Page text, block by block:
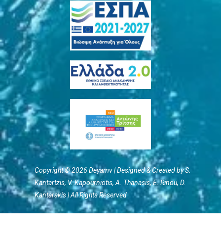
Copyright © 2026 Deyamv | Designed & Created by S.
Kantartzis, V. Kapourniotis, Α. Thanasis, E. Rinou, D.
Kantarakis | All Rights Reserved